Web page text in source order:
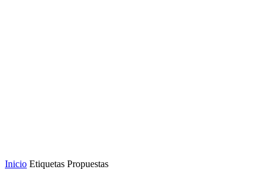
Inicio Etiquetas Propuestas